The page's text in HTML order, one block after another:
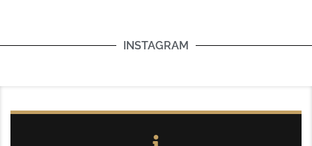
INSTAGRAM